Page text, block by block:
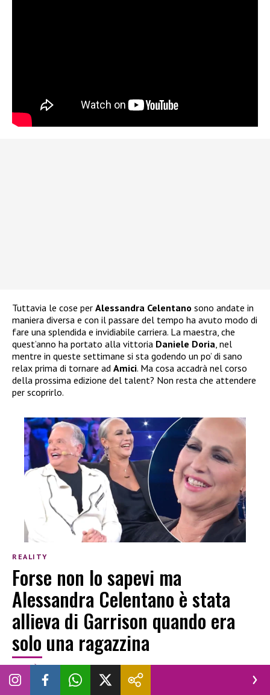
Tuttavia le cose per Alessandra Celentano sono andate in
maniera diversa e con il passare del tempo ha avuto modo di
fare una splendida e invidiabile carriera. La maestra, che
quest’anno ha portato alla vittoria Daniele Doria , nel
mentre in queste settimane si sta godendo un po’ di sano
relax prima di tornare ad Amici. Ma cosa accadrà nel corso
della prossima edizione del talent? Non resta che attendere
per scoprirlo.
REALITY
Forse non lo sapevi ma
Alessandra Celentano è stata
allieva di Garrison quando era
solo una ragazzina
ALESSANDRA CELENTANO THIS IS ME